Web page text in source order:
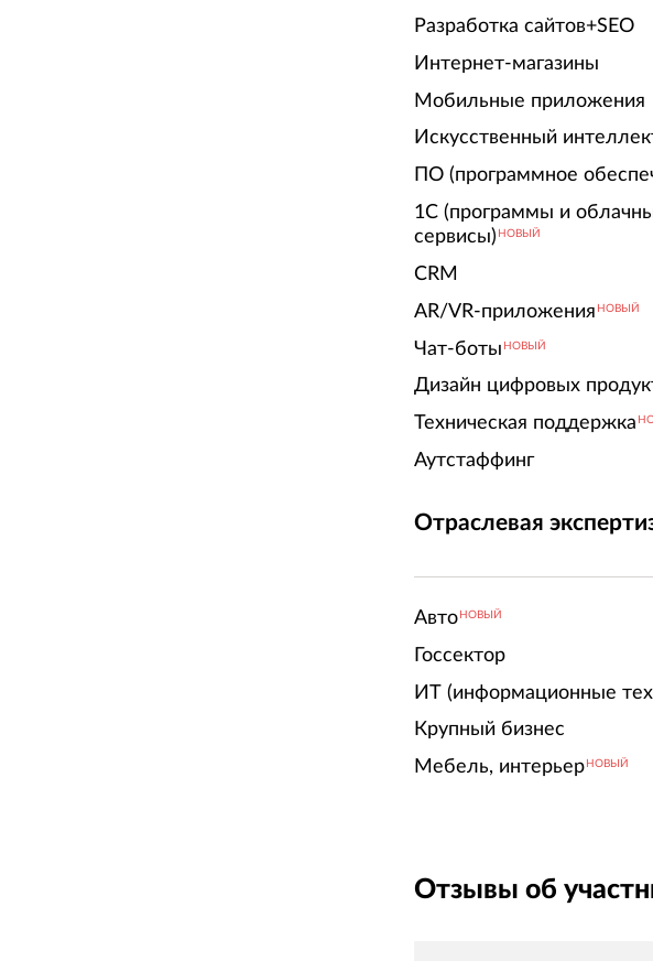
Разработка сайтов+SEO
Интернет-магазины
Мобильные приложения
Искусственный
ПО (программное
1С (программы и
сервисы) НОВЫЙ
CRM
AR/VR-приложения НОВЫЙ
Чат-боты НОВЫЙ
Дизайн цифровых
Техническая поддержка
Аутстаффинг
Отраслевая
Авто НОВЫЙ
Госсектор
ИТ (информационные
Крупный бизнес
Мебель, интерьер НОВЫЙ
Отзывы об